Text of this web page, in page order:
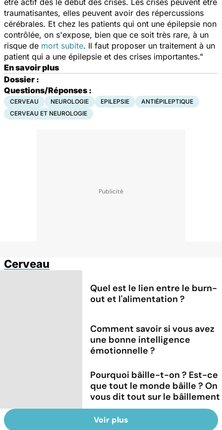
traumatisantes, elles peuvent avoir des répercussions
cérébrales. Et chez les patients qui ont une épilepsie non
contrôlée, on s'expose, bien que ce soit très rare, à un
risque de mort subite. Il faut proposer un traitement à un
patient qui a une épilepsie et des crises importantes."
En savoir plus
Dossier :
Questions/Réponses :
CERVEAU NEUROLOGIE EPILEPSIE
ANTIÉPILEPTIQUE
CERVEAU ET NEUROLOGIE
Cerveau
Quel est le lien entre le burn-
out et l'alimentation ?
Comment savoir si vous avez
une bonne intelligence
émotionnelle ?
Pourquoi bâille-t-on ? Est-ce
que tout le monde bâille ? On
vous dit tout sur le bâillement
Voir plus